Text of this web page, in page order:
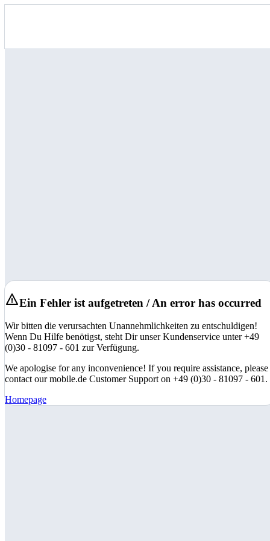
Ein Fehler ist aufgetreten / An error has occurred
Wir bitten die verursachten Unannehmlichkeiten zu entschuldigen!
Wenn Du Hilfe benötigst, steht Dir unser Kundenservice unter +49
(0)30 - 81097 - 601 zur Verfügung.
We apologise for any inconvenience! If you require assistance, please
contact our mobile.de Customer Support on +49 (0)30 - 81097 - 601.
Homepage